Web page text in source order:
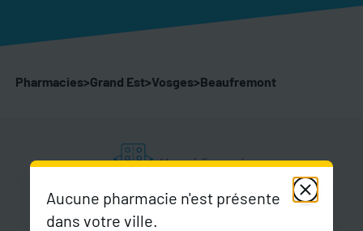
Pharmacies>Grand Est>Vosges>Beaufremont
Aucune pharmacie n'est présente
dans votre ville.